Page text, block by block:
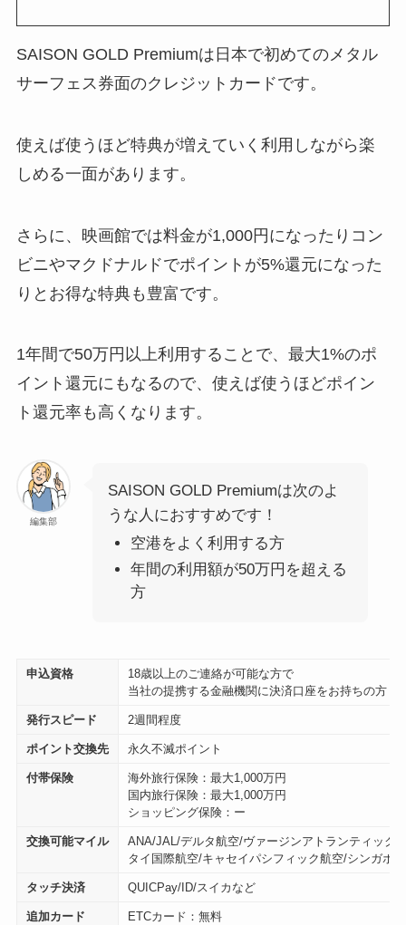
SAISON GOLD Premiumは日本で初めてのメタル
サーフェス券面のクレジットカードです。
使えば使うほど特典が増えていく 利用しながら楽
しめる一面があります。
さらに、映画館では料金が1,000円になったり コン
ビニやマクドナルドでポイントが5%還元になった
りとお得な特典も豊富です。
1年間で50万円以上利用することで、最大1%のポ
イント還元にもなるので、使えば使うほどポイン
ト還元率も高くなります。
編集部
SAISON GOLD Premiumは次のよ
うな人におすすめです！
空港をよく利用する方
年間の利用額が50万円を超える
方
申込資格
18歳以上のご連絡が可能な方で
当社の提携する金融機関に決済口座をお持ちの方
発行スピード 2週間程度
ポイント交換先 永久不滅ポイント
付帯保険
海外旅行保険：最大1,000万円
国内旅行保険：最大1,000万円
ショッピング保険：ー
交換可能マイル
ANA/JAL/デルタ航空/ヴァージンアトランティック
タイ国際航空/キャセイパシフィック航空/シンガポ
タッチ決済 QUICPay/ID/スイカなど
追加カード ETCカード： 無料